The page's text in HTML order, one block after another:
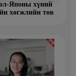
Японы хүний
хөгжлийн төв